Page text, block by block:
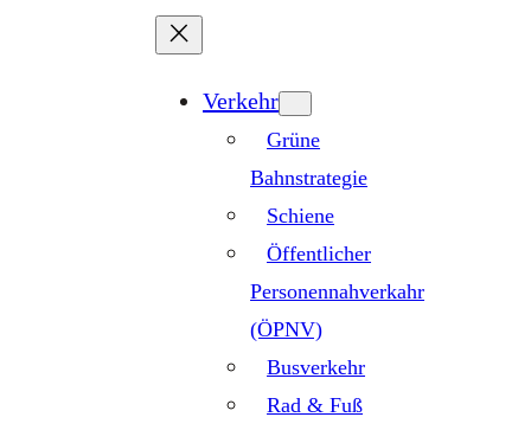
Verkehr
Grüne
Bahnstrategie
Schiene
Öffentlicher
Personennahverkahr
(ÖPNV)
Busverkehr
Rad & Fuß